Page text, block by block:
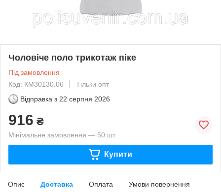
Чоловіче поло трикотаж піке
Під замовлення
Код: КМ30130.06
Тільки опт
Відправка з 22 серпня 2026
916 ₴
Мінімальне замовлення — 50 шт.
Купити
Опис Доставка Оплата Умови повернення